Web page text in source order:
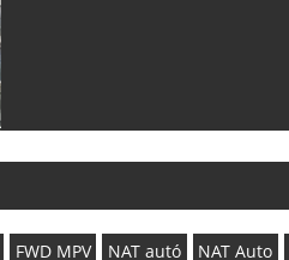
FWD MPV NAT autó NAT Auto